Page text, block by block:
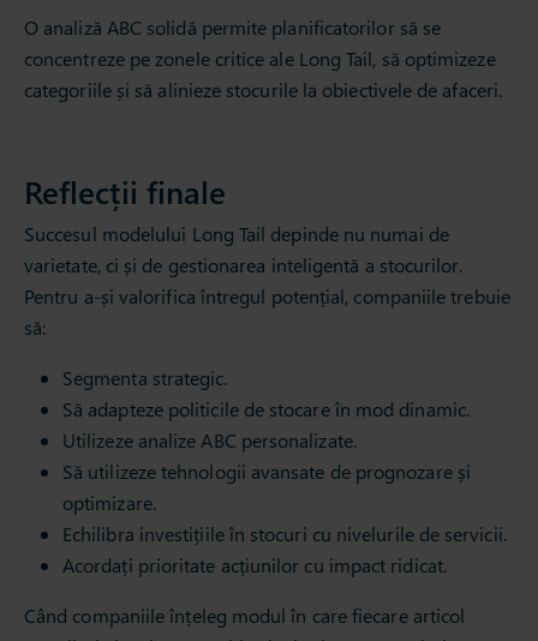
O analiză ABC solidă permite planificatorilor să se
concentreze pe zonele critice ale Long Tail, să optimizeze
categoriile și să alinieze stocurile la obiectivele de afaceri.
Reflecții finale
Succesul modelului Long Tail depinde nu numai de
varietate, ci și de gestionarea inteligentă a stocurilor.
Pentru a-și valorifica întregul potențial, companiile trebuie
să:
Segmenta strategic.
Să adapteze politicile de stocare în mod dinamic.
Utilizeze analize ABC personalizate.
Să utilizeze tehnologii avansate de prognozare și
optimizare.
Echilibra investițiile în stocuri cu nivelurile de servicii.
Acordați prioritate acțiunilor cu impact ridicat.
Când companiile înțeleg modul în care fiecare articol